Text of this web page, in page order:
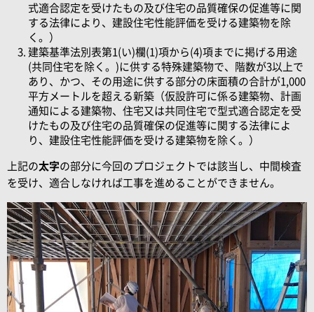
式適合認定を受けたもの及び住宅の品質確保の促進等に関
する法律により、建設住宅性能評価を受ける建築物を除
く。）
建築基準法別表第1(い)欄(1)項から(4)項までに掲げる用途
(共同住宅を除く。)に供する特殊建築物で、階数が3以上で
あり、かつ、その用途に供する部分の床面積の合計が1,000
平方メートルを超える新築（仮設許可に係る建築物、計画
通知による建築物、住宅又は共同住宅で型式適合認定を受
けたもの及び住宅の品質確保の促進等に関する法律によ
り、建設住宅性能評価を受ける建築物を除く。）
上記の太字の部分に今回のプロジェクトでは該当し、中間検査
を受け、適合しなければ工事を進めることができません。